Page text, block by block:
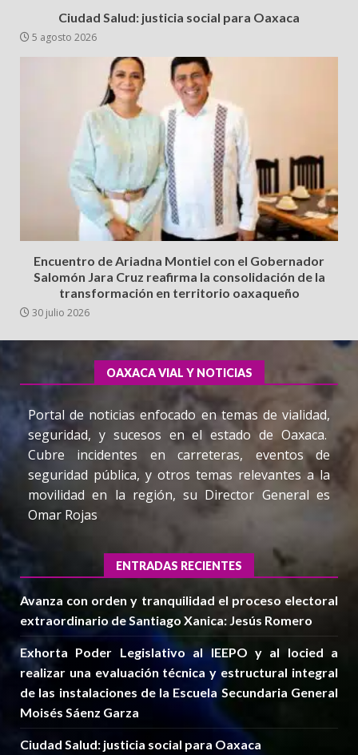
Ciudad Salud: justicia social para Oaxaca
5 agosto 2026
Encuentro de Ariadna Montiel con el Gobernador
Salomón Jara Cruz reafirma la consolidación de la
transformación en territorio oaxaqueño
30 julio 2026
OAXACA VIAL Y NOTICIAS
Portal de noticias enfocado en temas de vialidad,
seguridad, y sucesos en el estado de Oaxaca.
Cubre incidentes en carreteras, eventos de
seguridad pública, y otros temas relevantes a la
movilidad en la región, su Director General es
Omar Rojas
ENTRADAS RECIENTES
Avanza con orden y tranquilidad el proceso electoral
extraordinario de Santiago Xanica: Jesús Romero
Exhorta Poder Legislativo al IEEPO y al Iocied a
realizar una evaluación técnica y estructural integral
de las instalaciones de la Escuela Secundaria General
Moisés Sáenz Garza
Ciudad Salud: justicia social para Oaxaca